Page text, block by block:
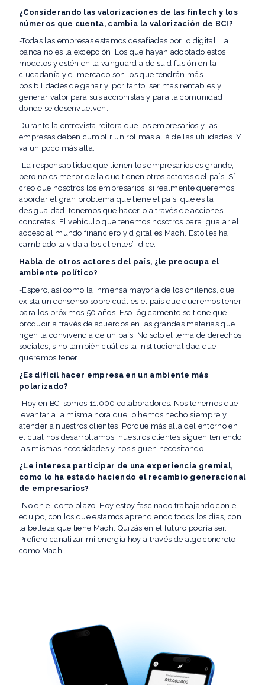
¿Considerando las valorizaciones de las fintech y los
números que cuenta, cambia la valorización de BCI?
-Todas las empresas estamos desafiadas por lo digital. La
banca no es la excepción. Los que hayan adoptado estos
modelos y estén en la vanguardia de su difusión en la
ciudadanía y el mercado son los que tendrán más
posibilidades de ganar y, por tanto, ser más rentables y
generar valor para sus accionistas y para la comunidad
donde se desenvuelven.
Durante la entrevista reitera que los empresarios y las
empresas deben cumplir un rol más allá de las utilidades. Y
va un poco más allá.
“La responsabilidad que tienen los empresarios es grande,
pero no es menor de la que tienen otros actores del país. Sí
creo que nosotros los empresarios, si realmente queremos
abordar el gran problema que tiene el país, que es la
desigualdad, tenemos que hacerlo a través de acciones
concretas. El vehículo que tenemos nosotros para igualar el
acceso al mundo financiero y digital es Mach. Esto les ha
cambiado la vida a los clientes”, dice.
Habla de otros actores del país, ¿le preocupa el
ambiente político?
-Espero, así como la inmensa mayoría de los chilenos, que
exista un consenso sobre cuál es el país que queremos tener
para los próximos 50 años. Eso lógicamente se tiene que
producir a través de acuerdos en las grandes materias que
rigen la convivencia de un país. No solo el tema de derechos
sociales, sino también cuál es la institucionalidad que
queremos tener.
¿Es difícil hacer empresa en un ambiente más
polarizado?
-Hoy en BCI somos 11.000 colaboradores. Nos tenemos que
levantar a la misma hora que lo hemos hecho siempre y
atender a nuestros clientes. Porque más allá del entorno en
el cual nos desarrollamos, nuestros clientes siguen teniendo
las mismas necesidades y nos siguen necesitando.
¿Le interesa participar de una experiencia gremial,
como lo ha estado haciendo el recambio generacional
de empresarios?
-No en el corto plazo. Hoy estoy fascinado trabajando con el
equipo, con los que estamos aprendiendo todos los días, con
la belleza que tiene Mach. Quizás en el futuro podría ser.
Prefiero canalizar mi energía hoy a través de algo concreto
como Mach.